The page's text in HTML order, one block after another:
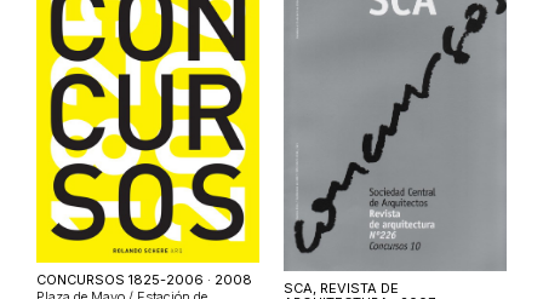
CONCURSOS 1825-2006 · 2008
SCA, REVISTA DE